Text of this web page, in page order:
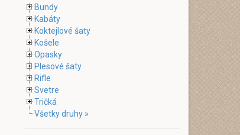
Bundy
Kabáty
Koktejlové šaty
Košele
Opasky
Plesové šaty
Rifle
Svetre
Tričká
Všetky druhy »